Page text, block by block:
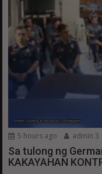
5 hours ago admin 3
Sa tulong ng
KAKAYAHAN